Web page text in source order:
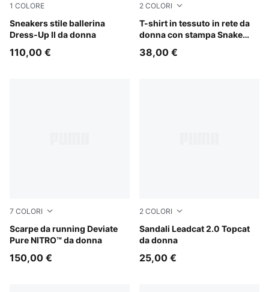
1 COLORE
Sneakers stile ballerina
Dress-Up II da donna
Glacial Gray-PUMA Black
110,00 €
2 COLORI
T-shirt in tessuto in rete da
donna con stampa Snake
Mouse Gray
38,00 €
7 COLORI
Scarpe da running Deviate
Pure NITRO™ da donna
Misty Pink
150,00 €
2 COLORI
Sandali Leadcat 2.0 Topcat
da donna
Toasted Almond-PUMA
25,00 €